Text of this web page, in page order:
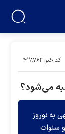
کد خبر:۴۲۸۷۶۳
به نوروز
سنوات